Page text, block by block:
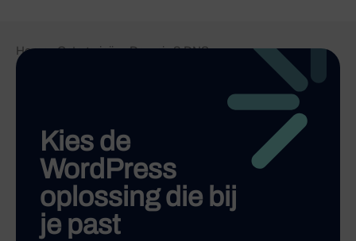
Home-Categorieën-Domein & DNS
Kies de
WordPress
oplossing die bij
je past